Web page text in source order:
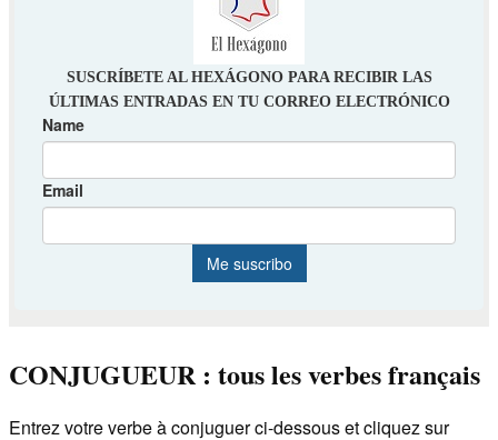
CONJUGUEUR : tous les verbes français
Entrez votre verbe à conjuguer ci-dessous et cliquez sur